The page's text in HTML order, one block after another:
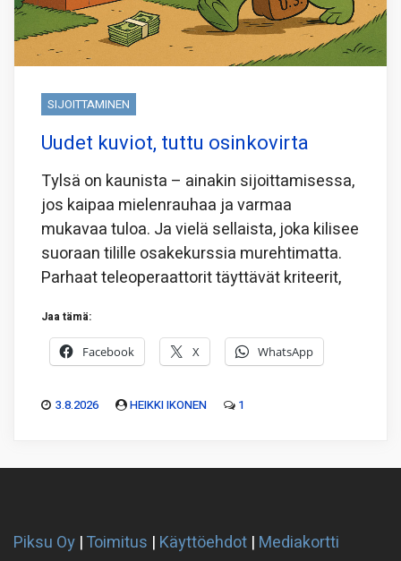
SIJOITTAMINEN
Uudet kuviot, tuttu osinkovirta
Tylsä on kaunista – ainakin sijoittamisessa,
jos kaipaa mielenrauhaa ja varmaa
mukavaa tuloa. Ja vielä sellaista, joka kilisee
suoraan tilille osakekurssia murehtimatta.
Parhaat teleoperaattorit täyttävät kriteerit,
Jaa tämä:
Facebook X WhatsApp
3.8.2026 HEIKKI IKONEN 1
Piksu Oy |Toimitus | Käyttöehdot | Mediakortti